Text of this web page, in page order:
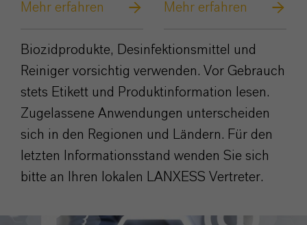
Mehr erfahren
Mehr erfahren
Biozidprodukte, Desinfektionsmittel und
Reiniger vorsichtig verwenden. Vor Gebrauch
stets Etikett und Produktinformation lesen.
Zugelassene Anwendungen unterscheiden
sich in den Regionen und Ländern. Für den
letzten Informationsstand wenden Sie sich
bitte an Ihren lokalen LANXESS Vertreter.